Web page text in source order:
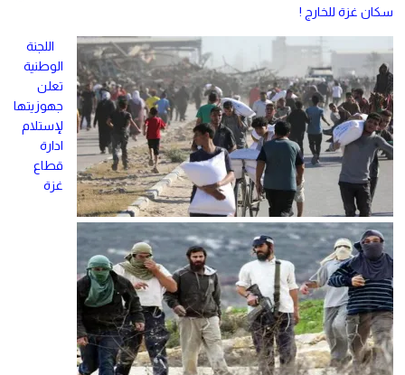
سكان غزة للخارج !
اللجنة
الوطنية
تعلن
جهوزيتها
لإستلام
ادارة
قطاع
غزة